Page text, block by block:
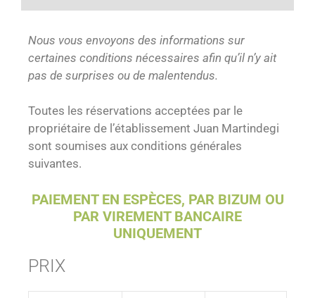
Nous vous envoyons des informations sur
certaines conditions nécessaires afin qu’il n’y ait
pas de surprises ou de malentendus.
Toutes les réservations acceptées par le
propriétaire de l’établissement Juan Martindegi
sont soumises aux conditions générales
suivantes.
PAIEMENT EN ESPÈCES, PAR BIZUM OU
PAR VIREMENT BANCAIRE
UNIQUEMENT
PRIX